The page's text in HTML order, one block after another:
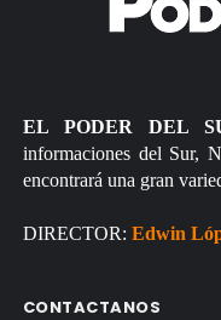
EL PODER DEL
informaciones del Sur,
encontrará una gran
DIRECTOR: Edwin
CONTACTANOS